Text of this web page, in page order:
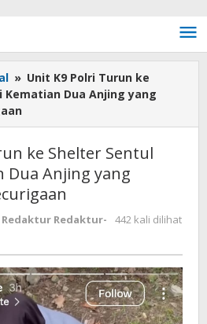
» Unit K9 Polri Turun ke
Kematian Dua Anjing yang
ke Shelter Sentul
Dua Anjing yang
Redaktur Redaktur-
442 kali dilihat